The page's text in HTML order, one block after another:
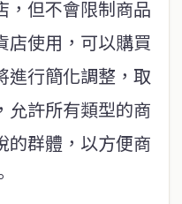
，但不會限制商品
店使用，可以購買
進行簡化調整，取
允許所有類型的商
的群體，以方便商